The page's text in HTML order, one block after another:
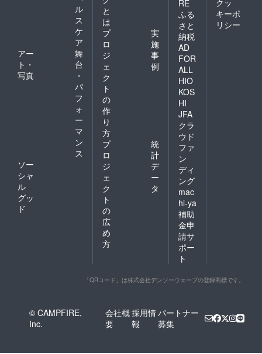
ル
ス
ケ
ア
アー
ト・
写真
舞
台
・
パ
フ
ォ
ー
マ
ン
ス
ソー
シャ
ル
グッ
ド
と
は
プ
ロ
ジ
ェ
ク
ト
の
作
り
方
実
施
事
例
プ
ロ
ジ
ェ
ク
ト
の
広
め
方
統
計
デ
ー
タ
RE
ふる
さと
納税
AD
FOR
ALL
HIO
KOS
HI
JFA
クラ
ウド
ファ
ン
ディ
ング
mac
hi-ya
補助
金申
請サ
ポー
ト
クッ
キーポ
リシー
「QRコード」は株式会社デンソーウェーブの登録商標です。
© CAMPFIRE,
Inc.
会社概
要
採用情
報
パートナー
募集